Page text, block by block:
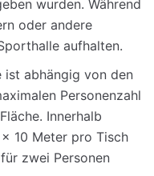
wurden. Während
oder andere
aufhalten.
ist abhängig von den
Personenzahl
Innerhalb
10 Meter pro Tisch
zwei Personen